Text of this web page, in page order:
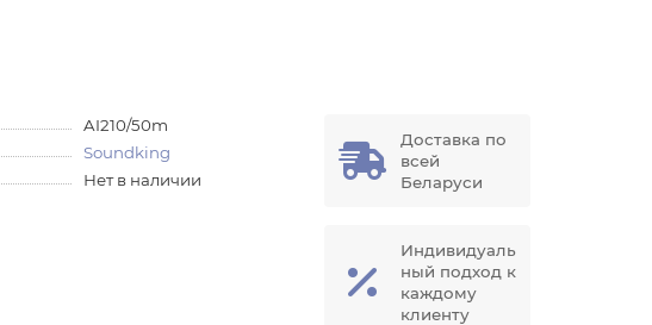
AI210/50m
Soundking
Нет в наличии
Доставка по
всей
Беларуси
Индивидуаль
ный подход к
каждому
клиенту